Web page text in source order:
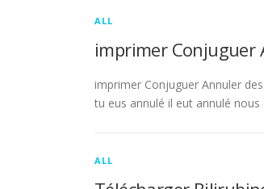
ALL
imprimer Conjuguer
imprimer Conjuguer Annuler
tu eus annulé il eut annulé
ALL